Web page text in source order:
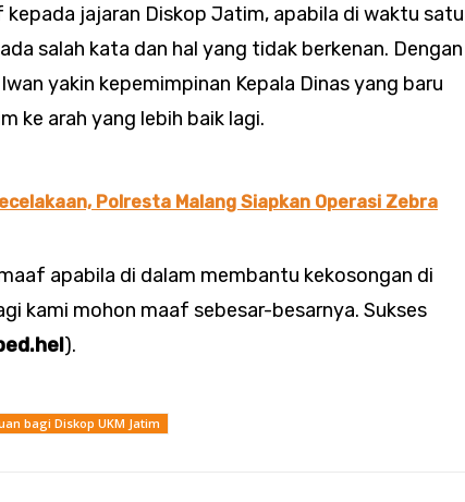
jajaran Diskop Jatim, apabila di waktu satu
salah kata dan hal yang tidak berkenan. Dengan
yakin kepemimpinan Kepala Dinas yang baru
ke arah yang lebih baik lagi.
Polresta Malang Siapkan Operasi Zebra
apabila di dalam membantu kekosongan di
kami mohon maaf sebesar-besarnya. Sukses
).
bagi Diskop UKM Jatim